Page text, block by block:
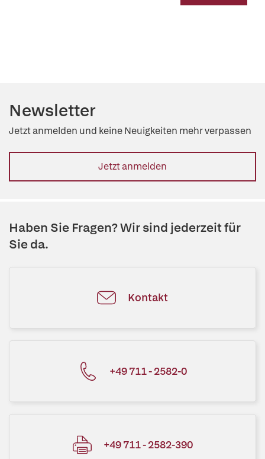
Newsletter
Jetzt anmelden und keine Neuigkeiten mehr verpassen
Jetzt anmelden
Haben Sie Fragen? Wir sind jederzeit für
Sie da.
Kontakt
+49 711 - 2582-0
+49 711 - 2582-390